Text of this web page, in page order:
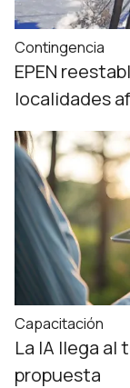
Contingencia
EPEN
localidades
Capacitación
La IA llega al
propuesta